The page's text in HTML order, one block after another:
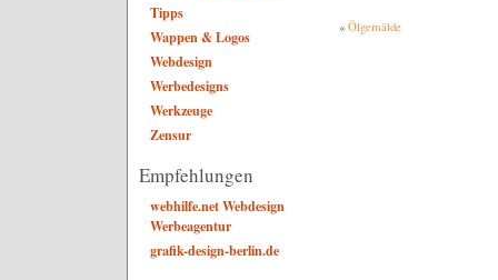
Tipps
Wappen & Logos
Webdesign
Werbedesigns
Werkzeuge
Zensur
Empfehlungen
webhilfe.net Webdesign
Werbeagentur
grafik-design-berlin.de
« Ölgemälde